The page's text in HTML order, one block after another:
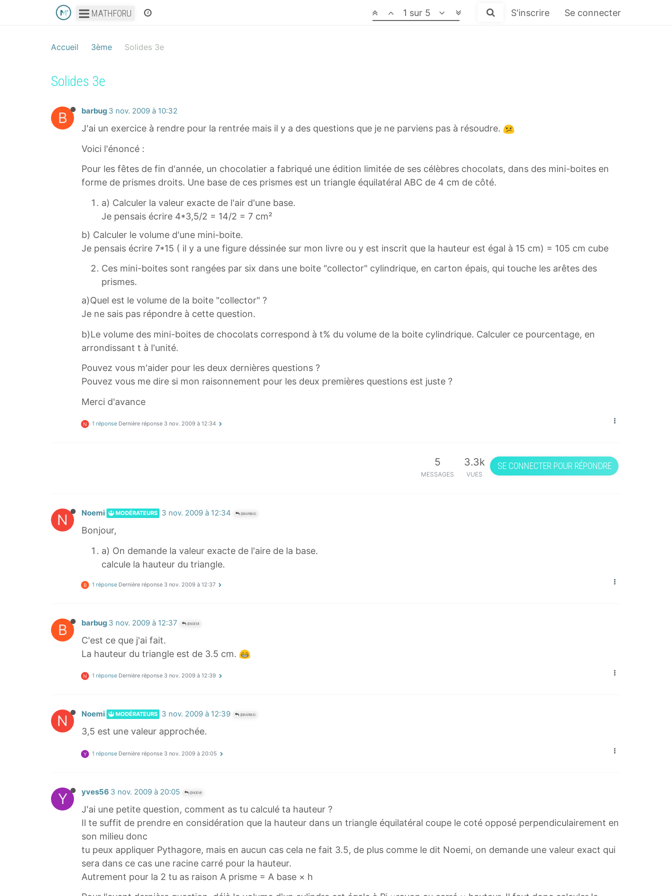
MATHFORU S'inscrire Se connecter
1 sur 5
Accueil 3ème Solides 3e
Solides 3e
B barbug 3 nov. 2009 à 10:32
J'ai un exercice à rendre pour la rentrée mais il y a des questions que je ne parviens pas à résoudre.
Voici l'énoncé :
Pour les fêtes de fin d'année, un chocolatier a fabriqué une édition limitée de ses célèbres chocolats, dans des mini-boites en
forme de prismes droits. Une base de ces prismes est un triangle équilatéral ABC de 4 cm de côté.
a) Calculer la valeur exacte de l'air d'une base.
Je pensais écrire 4*3,5/2 = 14/2 = 7 cm²
b) Calculer le volume d'une mini-boite.
Je pensais écrire 7*15 ( il y a une figure déssinée sur mon livre ou y est inscrit que la hauteur est égal à 15 cm) = 105 cm cube
Ces mini-boites sont rangées par six dans une boite "collector" cylindrique, en carton épais, qui touche les arêtes des
prismes.
a)Quel est le volume de la boite "collector" ?
Je ne sais pas répondre à cette question.
b)Le volume des mini-boites de chocolats correspond à t% du volume de la boite cylindrique. Calculer ce pourcentage, en
arrondissant t à l'unité.
Pouvez vous m'aider pour les deux dernières questions ?
Pouvez vous me dire si mon raisonnement pour les deux premières questions est juste ?
Merci d'avance
N 1 réponse Dernière réponse 3 nov. 2009 à 12:34
5
MESSAGES
3.3k
VUES
SE CONNECTER POUR RÉPONDRE
N Noemi MODÉRATEURS 3 nov. 2009 à 12:34 @BARBUG
Bonjour,
a) On demande la valeur exacte de l'aire de la base.
calcule la hauteur du triangle.
B 1 réponse Dernière réponse 3 nov. 2009 à 12:37
B barbug 3 nov. 2009 à 12:37 @NOEMI
C'est ce que j'ai fait.
La hauteur du triangle est de 3.5 cm.
N 1 réponse Dernière réponse 3 nov. 2009 à 12:39
N Noemi MODÉRATEURS 3 nov. 2009 à 12:39 @BARBUG
3,5 est une valeur approchée.
Y 1 réponse Dernière réponse 3 nov. 2009 à 20:05
Y yves56 3 nov. 2009 à 20:05 @NOEMI
J'ai une petite question, comment as tu calculé ta hauteur ?
Il te suffit de prendre en considération que la hauteur dans un triangle équilatéral coupe le coté opposé perpendiculairement en
son milieu donc
tu peux appliquer Pythagore, mais en aucun cas cela ne fait 3.5, de plus comme le dit Noemi, on demande une valeur exact qui
sera dans ce cas une racine carré pour la hauteur.
Autrement pour la 2 tu as raison A prisme = A base × h